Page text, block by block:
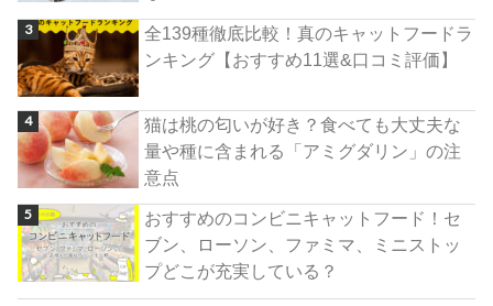
全139種徹底比較！真のキャットフードラ
ンキング【おすすめ11選&口コミ評価】
猫は桃の匂いが好き？食べても大丈夫な
量や種に含まれる「アミグダリン」の注
意点
おすすめのコンビニキャットフード！セ
ブン、ローソン、ファミマ、ミニストッ
プどこが充実している？